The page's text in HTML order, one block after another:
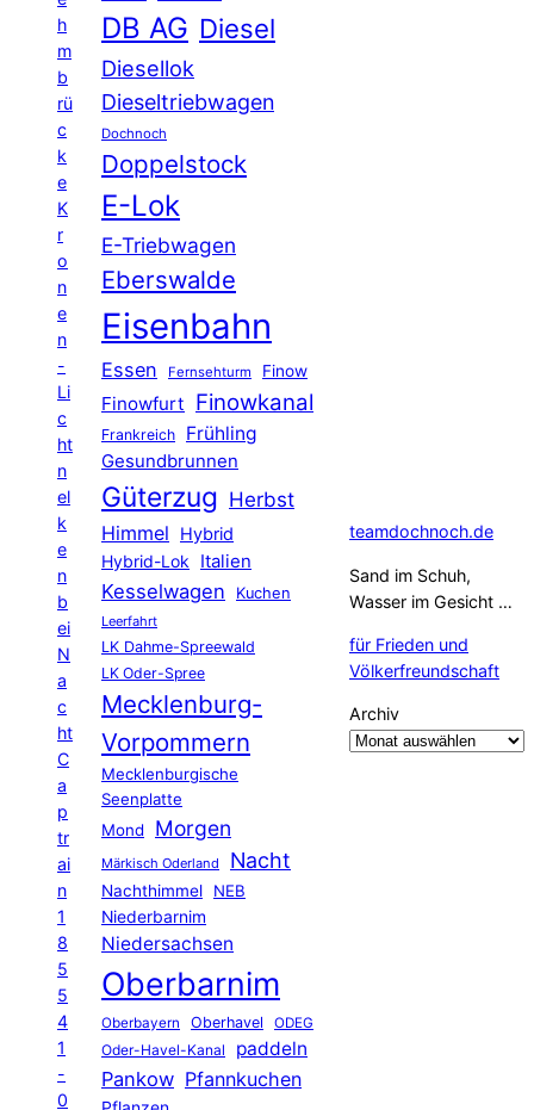
h
m
b
rü
c
k
e
K
r
o
n
e
n
-
Li
c
ht
n
el
k
e
n
b
ei
N
a
c
ht
C
a
p
tr
ai
n
1
8
5
5
4
1
-
0
DB AG Diesel
Diesellok
Dieseltriebwagen
Dochnoch
Doppelstock
E-Lok
E-Triebwagen
Eberswalde
Eisenbahn
Essen Fernsehturm Finow
Finowfurt Finowkanal
Frankreich Frühling
Gesundbrunnen
Güterzug Herbst
Himmel
Hybrid
Hybrid-Lok Italien
Kesselwagen Kuchen
Leerfahrt
LK Dahme-Spreewald
LK Oder-Spree
Mecklenburg-
Vorpommern
Mecklenburgische
Seenplatte
Mond
Morgen
Märkisch Oderland Nacht
Nachthimmel
NEB
Niederbarnim
Niedersachsen
Oberbarnim
Oberbayern Oberhavel ODEG
Oder-Havel-Kanal paddeln
Pankow Pfannkuchen
teamdochnoch.de
Sand im Schuh,
Wasser im Gesicht …
für Frieden und
Völkerfreundschaft
Archiv